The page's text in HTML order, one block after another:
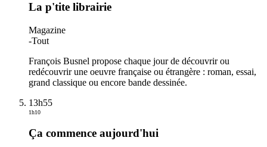
La p'tite librairie
Magazine
-Tout
François Busnel propose chaque jour de découvrir ou
redécouvrir une oeuvre française ou étrangère : roman, essai,
grand classique ou encore bande dessinée.
13h55
1h10
Ça commence aujourd'hui